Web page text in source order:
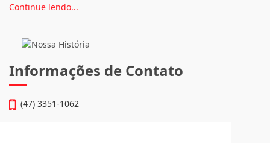
Continue lendo...
Informações de Contato
(47) 3351-1062